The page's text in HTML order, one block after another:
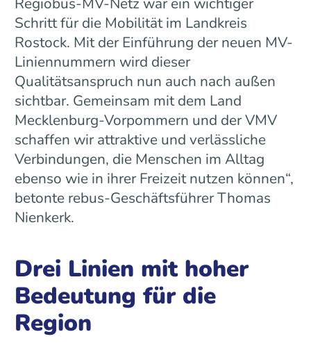
Schritt für die Mobilität im Landkreis
Rostock. Mit der Einführung der neuen MV-
Liniennummern wird dieser
Qualitätsanspruch nun auch nach außen
sichtbar. Gemeinsam mit dem Land
Mecklenburg-Vorpommern und der VMV
schaffen wir attraktive und verlässliche
Verbindungen, die Menschen im Alltag
ebenso wie in ihrer Freizeit nutzen können“,
betonte rebus-Geschäftsführer Thomas
Nienkerk.
Drei Linien mit hoher
Bedeutung für die
Region